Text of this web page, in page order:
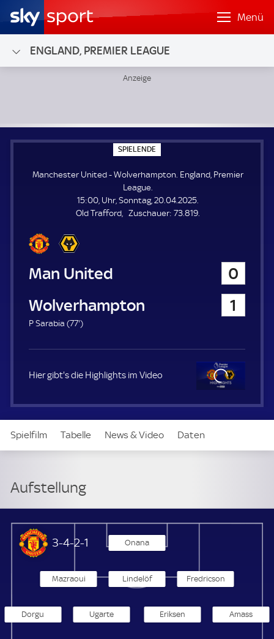
Menü
ENGLAND, PREMIER LEAGUE
SPIELENDE
P
E
N
E
Manchester United - Wolverhampton. England, Premier
League.
15:00, Uhr, Sonntag, 20.04.2025.
Old Trafford
Zuschauer: Z
73.819.
Manchester United
0
Wolverhampton
1
P Sarabia (77'7
.
i
t
e
)
Hier gibt's die Highlights im Video
Spielfilm Tabelle News & Video Daten
Aufstellung
Manchester United
3-4-2-1 Onana
Mazraoui Lindelöf Fredricson
Dorgu Ugarte Eriksen Amass